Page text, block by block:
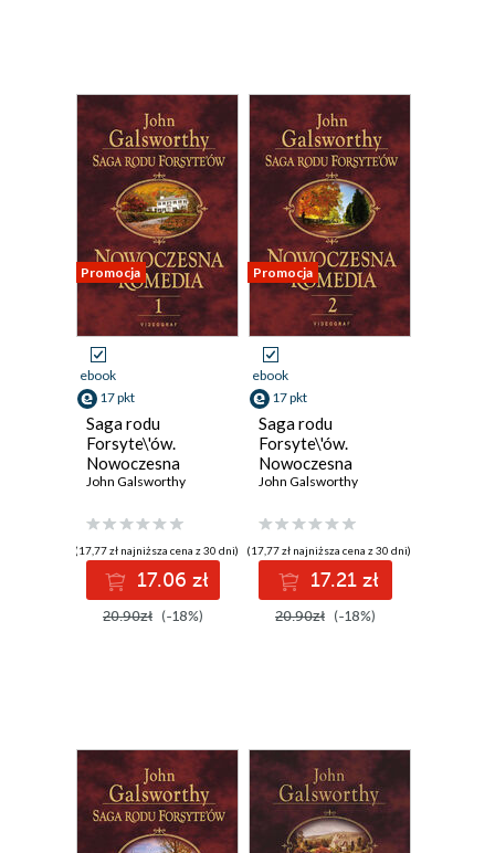
Promocja
ebook
17 pkt
Saga rodu
Forsyte\'ów.
Nowoczesna
komedia. Tom 1.
John Galsworthy
(17,77 zł najniższa cena z 30 dni)
17.06 zł
20.90zł (-18%)
Promocja
ebook
17 pkt
Saga rodu
Forsyte\'ów.
Nowoczesna
komedia. Tom 2.
Srebrna łyżka
John Galsworthy
(17,77 zł najniższa cena z 30 dni)
17.21 zł
20.90zł (-18%)